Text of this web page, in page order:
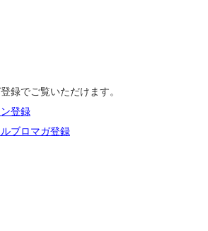
録でご覧いただけます。
登録
ブロマガ登録